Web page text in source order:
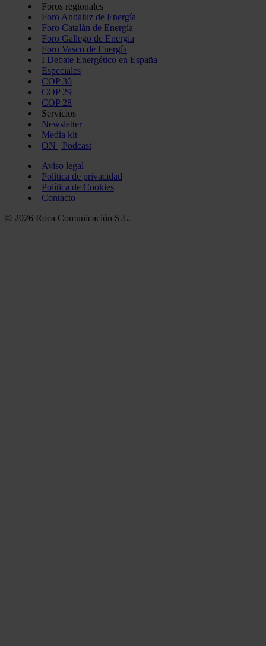
Foros regionales
Foro Andaluz de Energía
Foro Catalán de Energía
Foro Gallego de Energía
Foro Vasco de Energía
I Debate Energético en España
Especiales
COP 30
COP 29
COP 28
Servicios
Newsletter
Media kit
ON | Podcast
Aviso legal
Política de privacidad
Política de Cookies
Contacto
© 2026 Roca Comunicación S.L.